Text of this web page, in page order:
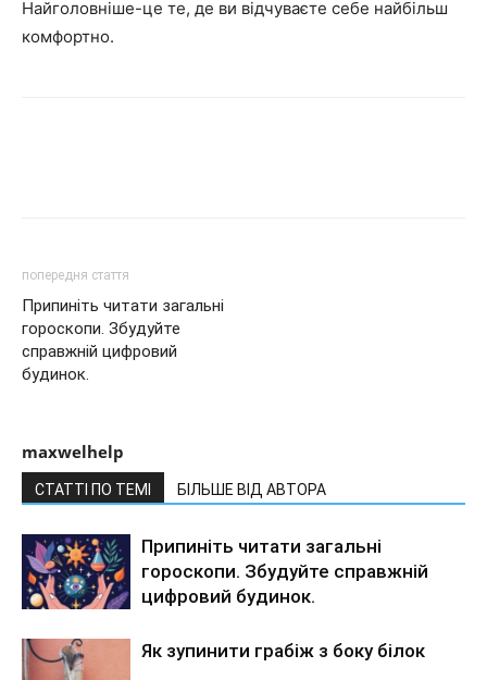
Найголовніше-це те, де ви відчуваєте себе найбільш
комфортно.
попередня стаття
Припиніть читати загальні
гороскопи. Збудуйте
справжній цифровий
будинок.
maxwelhelp
СТАТТІ ПО ТЕМІ БІЛЬШЕ ВІД АВТОРА
Припиніть читати загальні
гороскопи. Збудуйте справжній
цифровий будинок.
Як зупинити грабіж з боку білок